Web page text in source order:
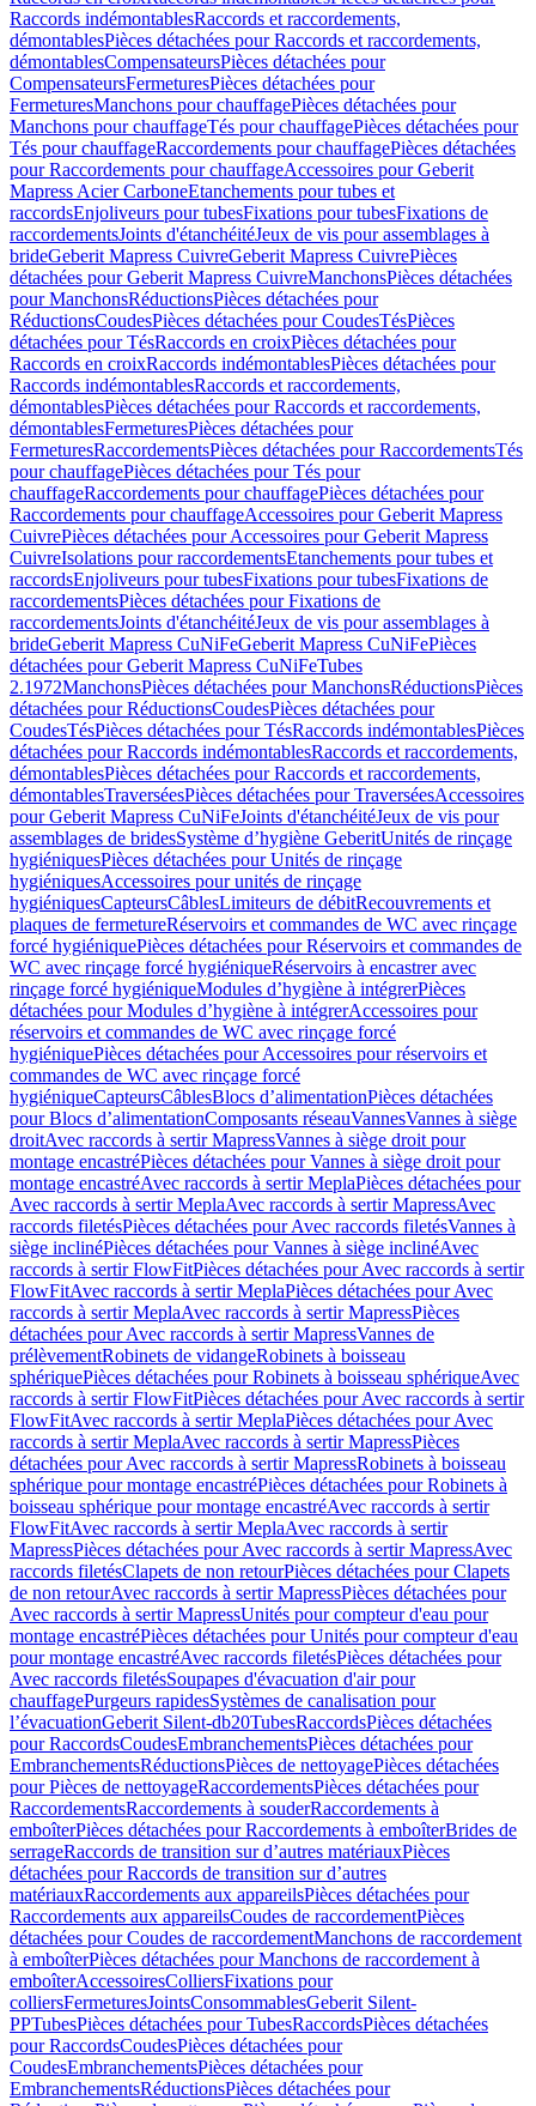
Raccords indémontablesRaccords et raccordements,
démontablesPièces détachées pour Raccords et raccordements,
démontablesCompensateursPièces détachées pour
CompensateursFermeturesPièces détachées pour
FermeturesManchons pour chauffagePièces détachées pour
Manchons pour chauffageTés pour chauffagePièces détachées pour
Tés pour chauffageRaccordements pour chauffagePièces détachées
pour Raccordements pour chauffageAccessoires pour Geberit
Mapress Acier CarboneEtanchements pour tubes et
raccordsEnjoliveurs pour tubesFixations pour tubesFixations de
raccordementsJoints d'étanchéitéJeux de vis pour assemblages à
brideGeberit Mapress CuivreGeberit Mapress CuivrePièces
détachées pour Geberit Mapress CuivreManchonsPièces détachées
pour ManchonsRéductionsPièces détachées pour
RéductionsCoudesPièces détachées pour CoudesTésPièces
détachées pour TésRaccords en croixPièces détachées pour
Raccords en croixRaccords indémontablesPièces détachées pour
Raccords indémontablesRaccords et raccordements,
démontablesPièces détachées pour Raccords et raccordements,
démontablesFermeturesPièces détachées pour
FermeturesRaccordementsPièces détachées pour RaccordementsTés
pour chauffagePièces détachées pour Tés pour
chauffageRaccordements pour chauffagePièces détachées pour
Raccordements pour chauffageAccessoires pour Geberit Mapress
CuivrePièces détachées pour Accessoires pour Geberit Mapress
CuivreIsolations pour raccordementsEtanchements pour tubes et
raccordsEnjoliveurs pour tubesFixations pour tubesFixations de
raccordementsPièces détachées pour Fixations de
raccordementsJoints d'étanchéitéJeux de vis pour assemblages à
brideGeberit Mapress CuNiFeGeberit Mapress CuNiFePièces
détachées pour Geberit Mapress CuNiFeTubes
2.1972ManchonsPièces détachées pour ManchonsRéductionsPièces
détachées pour RéductionsCoudesPièces détachées pour
CoudesTésPièces détachées pour TésRaccords indémontablesPièces
détachées pour Raccords indémontablesRaccords et raccordements,
démontablesPièces détachées pour Raccords et raccordements,
démontablesTraverséesPièces détachées pour TraverséesAccessoires
pour Geberit Mapress CuNiFeJoints d'étanchéitéJeux de vis pour
assemblages de bridesSystème d’hygiène GeberitUnités de rinçage
hygiéniquesPièces détachées pour Unités de rinçage
hygiéniquesAccessoires pour unités de rinçage
hygiéniquesCapteursCâblesLimiteurs de débitRecouvrements et
plaques de fermetureRéservoirs et commandes de WC avec rinçage
forcé hygiéniquePièces détachées pour Réservoirs et commandes de
WC avec rinçage forcé hygiéniqueRéservoirs à encastrer avec
rinçage forcé hygiéniqueModules d’hygiène à intégrerPièces
détachées pour Modules d’hygiène à intégrerAccessoires pour
réservoirs et commandes de WC avec rinçage forcé
hygiéniquePièces détachées pour Accessoires pour réservoirs et
commandes de WC avec rinçage forcé
hygiéniqueCapteursCâblesBlocs d’alimentationPièces détachées
pour Blocs d’alimentationComposants réseauVannesVannes à siège
droitAvec raccords à sertir MapressVannes à siège droit pour
montage encastréPièces détachées pour Vannes à siège droit pour
montage encastréAvec raccords à sertir MeplaPièces détachées pour
Avec raccords à sertir MeplaAvec raccords à sertir MapressAvec
raccords filetésPièces détachées pour Avec raccords filetésVannes à
siège inclinéPièces détachées pour Vannes à siège inclinéAvec
raccords à sertir FlowFitPièces détachées pour Avec raccords à sertir
FlowFitAvec raccords à sertir MeplaPièces détachées pour Avec
raccords à sertir MeplaAvec raccords à sertir MapressPièces
détachées pour Avec raccords à sertir MapressVannes de
prélèvementRobinets de vidangeRobinets à boisseau
sphériquePièces détachées pour Robinets à boisseau sphériqueAvec
raccords à sertir FlowFitPièces détachées pour Avec raccords à sertir
FlowFitAvec raccords à sertir MeplaPièces détachées pour Avec
raccords à sertir MeplaAvec raccords à sertir MapressPièces
détachées pour Avec raccords à sertir MapressRobinets à boisseau
sphérique pour montage encastréPièces détachées pour Robinets à
boisseau sphérique pour montage encastréAvec raccords à sertir
FlowFitAvec raccords à sertir MeplaAvec raccords à sertir
MapressPièces détachées pour Avec raccords à sertir MapressAvec
raccords filetésClapets de non retourPièces détachées pour Clapets
de non retourAvec raccords à sertir MapressPièces détachées pour
Avec raccords à sertir MapressUnités pour compteur d'eau pour
montage encastréPièces détachées pour Unités pour compteur d'eau
pour montage encastréAvec raccords filetésPièces détachées pour
Avec raccords filetésSoupapes d'évacuation d'air pour
chauffagePurgeurs rapidesSystèmes de canalisation pour
l’évacuationGeberit Silent-db20TubesRaccordsPièces détachées
pour RaccordsCoudesEmbranchementsPièces détachées pour
EmbranchementsRéductionsPièces de nettoyagePièces détachées
pour Pièces de nettoyageRaccordementsPièces détachées pour
RaccordementsRaccordements à souderRaccordements à
emboîterPièces détachées pour Raccordements à emboîterBrides de
serrageRaccords de transition sur d’autres matériauxPièces
détachées pour Raccords de transition sur d’autres
matériauxRaccordements aux appareilsPièces détachées pour
Raccordements aux appareilsCoudes de raccordementPièces
détachées pour Coudes de raccordementManchons de raccordement
à emboîterPièces détachées pour Manchons de raccordement à
emboîterAccessoiresColliersFixations pour
colliersFermeturesJointsConsommablesGeberit Silent-
PPTubesPièces détachées pour TubesRaccordsPièces détachées
pour RaccordsCoudesPièces détachées pour
CoudesEmbranchementsPièces détachées pour
EmbranchementsRéductionsPièces détachées pour